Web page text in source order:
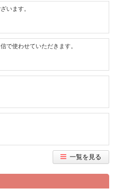
います。
で使わせていただきます。
一覧を見る